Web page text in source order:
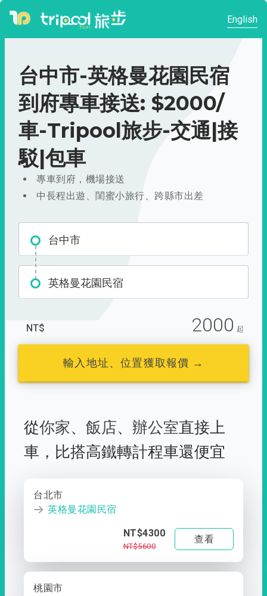
English
台中市-英格曼花園民宿
到府專車接送: $2000/
車-Tripool旅步-交通|接
駁|包車
專車到府，機場接送
中長程出遊、閨蜜小旅行、跨縣市出差
台中市
英格曼花園民宿
NT$ 2000 起
輸入地址、位置獲取報價 →
從你家、 飯店、 辦公室直接上
車， 比搭高鐵轉計程車還便宜
台北市
英格曼花園民宿
NT$4300
NT$5600
查看
桃園市